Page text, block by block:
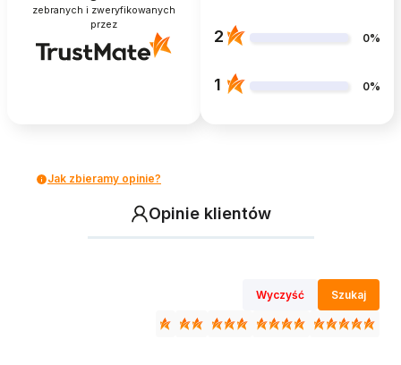
zebranych i zweryfikowanych
przez
2 0%
1 0%
Jak zbieramy opinie?
Opinie klientów
Wyczyść Szukaj